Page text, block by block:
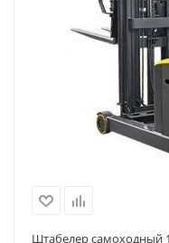
Штабелер самоходный